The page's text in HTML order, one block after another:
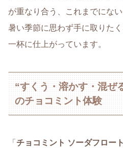
が重なり合う、これまでにな
暑い季節に思わず手に取りた
一杯に仕上がっています。
“すくう・溶かす・混ぜ
のチョコミント体験
「 チョコミント ソーダフロート